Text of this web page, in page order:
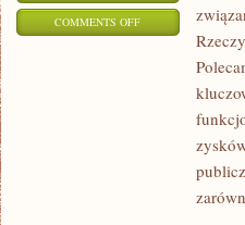
COMMENTS OFFON
TAJEMNICE
NIEWYJAŚNIONE